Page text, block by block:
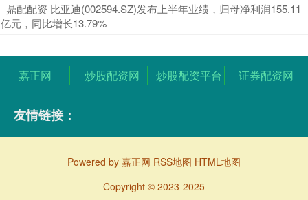
​鼎配配资 比亚迪(002594.SZ)发布上半年业绩，归母净利润155.11
亿元，同比增长13.79%
嘉正网 炒股配资网 炒股配资平台 证券配资网
友情链接：
Powered by 嘉正网 RSS地图 HTML地图
Copyright © 2023-2025